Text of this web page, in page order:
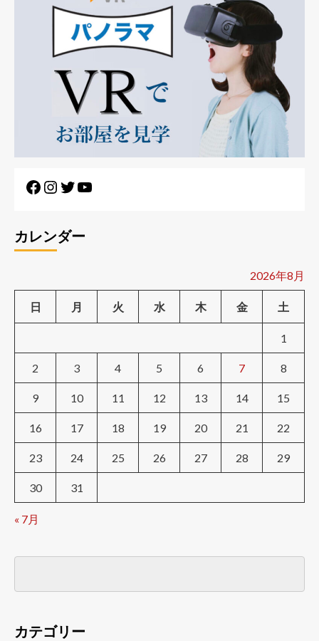
カレンダー
2026年8月
日 月 火 水 木 金 土
1
2 3 4 5 6 7 8
9 10 11 12 13 14 15
16 17 18 19 20 21 22
23 24 25 26 27 28 29
30 31
« 7月
カテゴリー